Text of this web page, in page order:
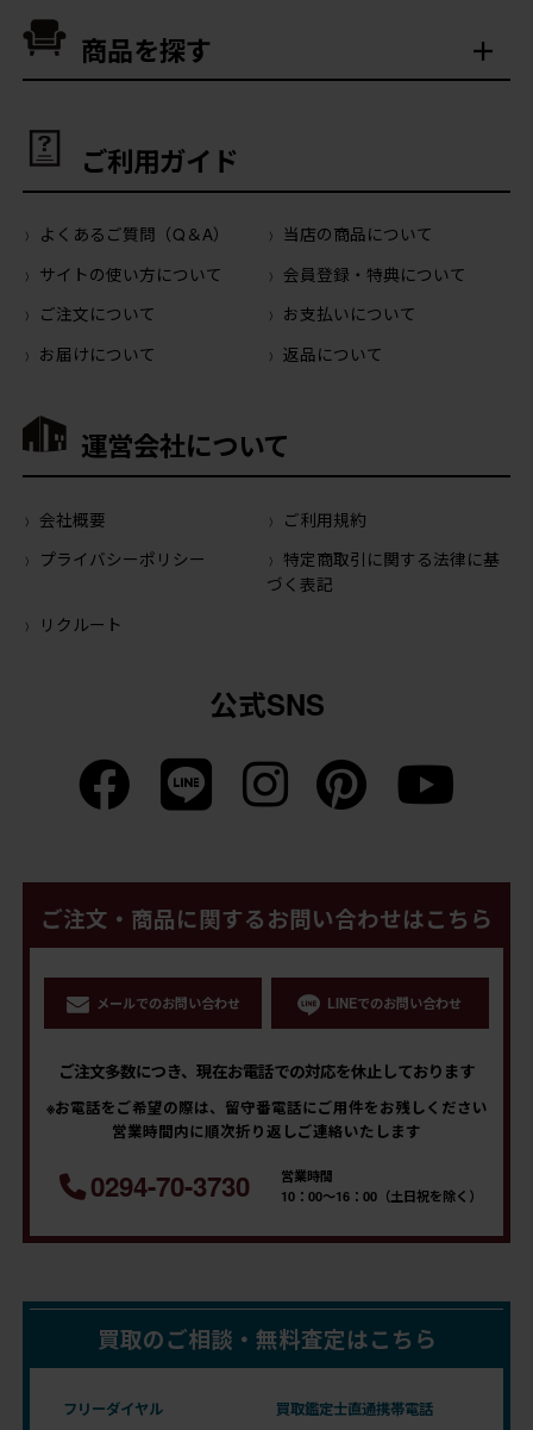
商品を探す
ご利用ガイド
よくあるご質問（Q＆A）
当店の商品について
サイトの使い方について
会員登録・特典について
ご注文について
お支払いについて
お届けについて
返品について
運営会社について
会社概要
ご利用規約
プライバシーポリシー
特定商取引に関する法律に基
づく表記
リクルート
公式SNS
ご注文・商品に関するお問い合わせはこちら
メールでのお問い合わせ LINEでのお問い合わせ
ご注文多数につき、現在お電話での対応を休止しております
※お電話をご希望の際は、留守番電話にご用件をお残しください
営業時間内に順次折り返しご連絡いたします
0294-70-3730
営業時間
10：00～16：00（土日祝を除く）
買取のご相談・無料査定はこちら
フリーダイヤル 買取鑑定士直通携帯電話